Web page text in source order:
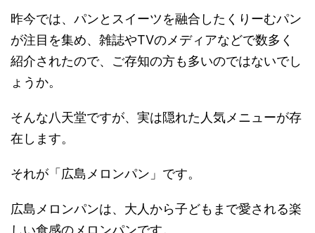
昨今では、パンとスイーツを融合したくりーむパン
が注目を集め、雑誌やTVのメディアなどで数多く
紹介されたので、ご存知の方も多いのではないでし
ょうか。
そんな八天堂ですが、実は隠れた人気メニューが存
在します。
それが「広島メロンパン」です。
広島メロンパンは、大人から子どもまで愛される楽
しい食感のメロンパンです。